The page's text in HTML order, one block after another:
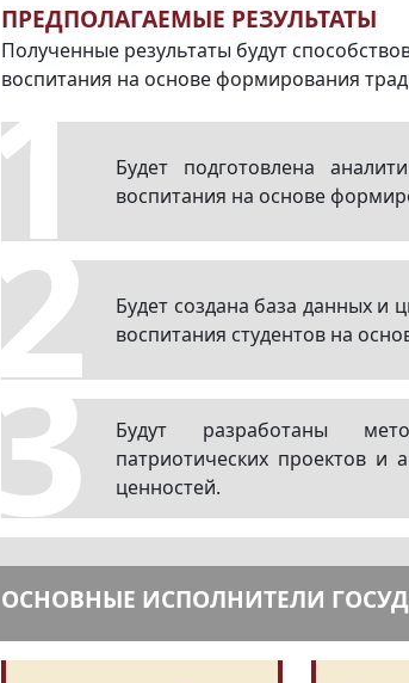
ПРЕДПОЛАГАЕМЫЕ РЕЗУЛЬТАТЫ
Полученные результаты будут
воспитания на основе формирования
1
Будет подготовлена
воспитания на основе
2
Будет создана база данных и
воспитания студентов на
3
Будут разработаны
патриотических проектов
ценностей.
ОСНОВНЫЕ ИСПОЛНИТЕЛИ